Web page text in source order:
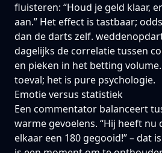
fluisteren: “Houd je geld klaar,
aan.” Het effect is tastbaar;
dan de darts zelf.
dagelijks de correlatie tussen
en pieken in het betting
toeval; het is pure psychologie.
Emotie versus statistiek
Een commentator balanceert
warme gevoelens. “Hij heeft nu
elkaar een 180 gegooid!” – dat